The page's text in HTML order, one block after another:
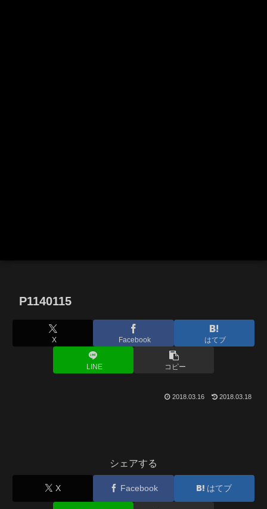
P1140115
X Facebook はてブ
LINE コピー
2018.03.16 2018.03.18
シェアする
X Facebook はてブ